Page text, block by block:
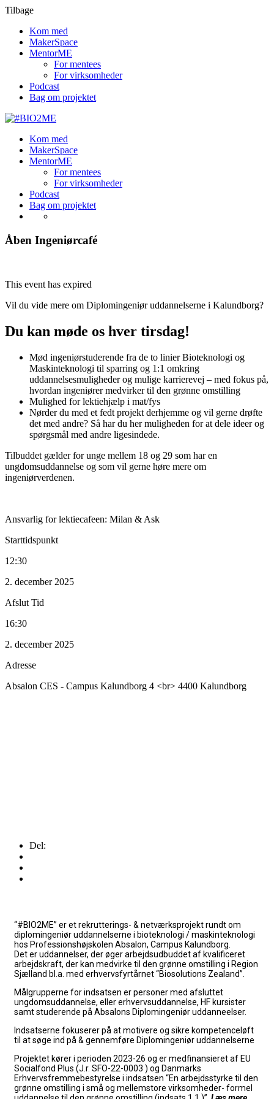
Tilbage
Kom med
MakerSpace
MentorME
For mentees
For virksomheder
Podcast
Bag om projektet
Kom med
MakerSpace
MentorME
For mentees
For virksomheder
Podcast
Bag om projektet
Åben Ingeniørcafé
This event has expired
Vil du vide mere om Diplomingeniør uddannelserne i Kalundborg?
Du kan møde os hver tirsdag!
Mød ingeniørstuderende fra de to linier Bioteknologi og
Maskinteknologi til sparring og 1:1 omkring
uddannelsesmuligheder og mulige karrierevej – med fokus på,
hvordan ingeniører medvirker til den grønne omstilling
Mulighed for lektiehjælp i mat/fys
Nørder du med et fedt projekt derhjemme og vil gerne drøfte
det med andre? Så har du her muligheden for at dele ideer og
spørgsmål med andre ligesindede.
Tilbuddet gælder for unge mellem 18 og 29 som har en
ungdomsuddannelse og som vil gerne høre mere om
ingeniørverdenen.
Ansvarlig for lektiecafeen: Milan & Ask
Starttidspunkt
12:30
2. december 2025
Afslut Tid
16:30
2. december 2025
Adresse
Absalon CES - Campus Kalundborg 4 <br> 4400 Kalundborg
Del:
“#BIO2ME” er et rekrutterings- & netværksprojekt rundt om
diplomingeniør uddannelserne i bioteknologi / maskinteknologi
hos Professionshøjskolen Absalon, Campus Kalundborg.
Det er uddannelser, der øger arbejdsudbuddet af kvalificeret
arbejdskraft, der kan medvirke til den grønne omstilling i Region
Sjælland bl.a. med erhvervsfyrtårnet “Biosolutions Zealand”.
Målgrupperne for indsatsen er personer med afsluttet
ungdomsuddannelse, eller erhvervsuddannelse, HF kursister
samt studerende på Absalons Diplomingeniør uddanneelser.
Indsatserne fokuserer på atmotivere og sikre kompetenceløft
til at søge ind på & gennemføre Diplomingeniør uddannelserne
Projektet kører i perioden 2023-26 og er medfinansieret af EU
Socialfond Plus (J.r. SFO-22-0003 ) og Danmarks
Erhvervsfremmebestyrelse i indsatsen “En arbejdsstyrke til den
grønne omstilling i små og mellemstore virksomheder- formel